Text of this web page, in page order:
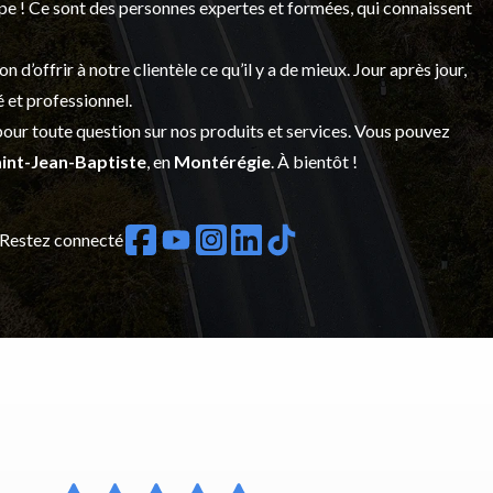
! Ce sont des personnes expertes et formées, qui connaissent
d’offrir à notre clientèle ce qu’il y a de mieux. Jour après jour,
et professionnel.
toute question sur nos produits et services. Vous pouvez
Jean-Baptiste, en Montérégie. À bientôt !
Restez connecté